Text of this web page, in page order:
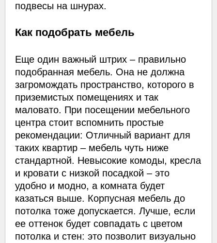
подвесы на шнурах.
Как подобрать мебель
Еще один важный штрих – правильно
подобранная мебель. Она не должна
загромождать пространство, которого в
приземистых помещениях и так
маловато. При посещении мебельного
центра стоит вспомнить простые
рекомендации: Отличный вариант для
таких квартир – мебель чуть ниже
стандартной. Невысокие комоды, кресла
и кровати с низкой посадкой – это
удобно и модно, а комната будет
казаться выше. Корпусная мебель до
потолка тоже допускается. Лучше, если
ее оттенок будет совпадать с цветом
потолка и стен: это позволит визуально